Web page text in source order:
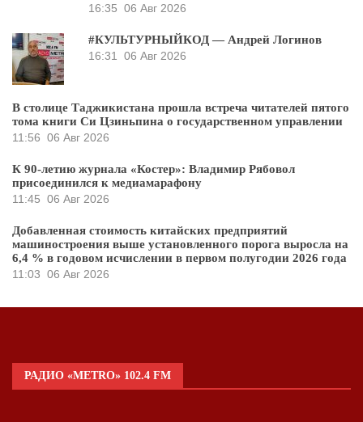
16:35 06 Авг 2026
#КУЛЬТУРНЫЙКОД — Андрей Логинов
16:31
06 Авг 2026
В столице Таджикистана прошла встреча читателей пятого
тома книги Си Цзиньпина о государственном управлении
11:56 06 Авг 2026
К 90-летию журнала «Костер»: Владимир Рябовол
присоединился к медиамарафону
11:45 06 Авг 2026
Добавленная стоимость китайских предприятий
машиностроения выше установленного порога выросла на
6,4 % в годовом исчислении в первом полугодии 2026 года
11:03 06 Авг 2026
РАДИО «METRO» 102.4 FM